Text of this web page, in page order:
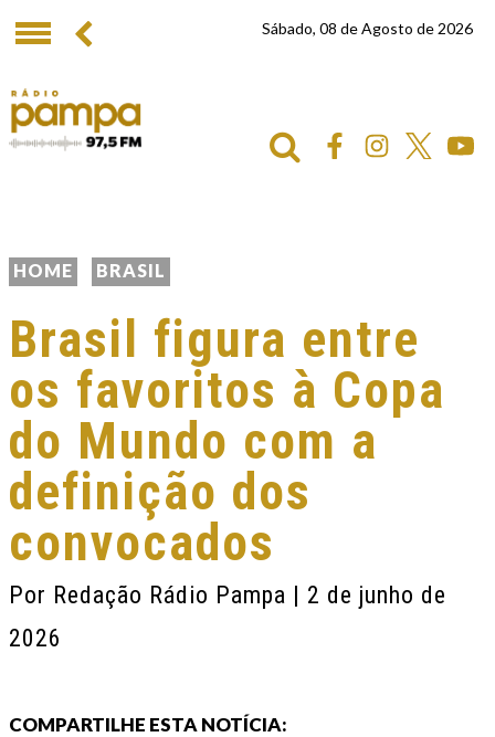
Sábado, 08 de Agosto de 2026
HOME BRASIL
Brasil figura entre
os favoritos à Copa
do Mundo com a
definição dos
convocados
Por Redação Rádio Pampa | 2 de junho de
2026
COMPARTILHE ESTA NOTÍCIA: